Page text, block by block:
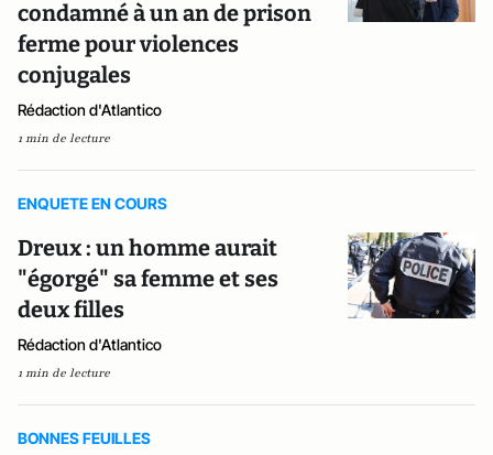
condamné à un an de prison
ferme pour violences
conjugales
Rédaction d'Atlantico
1 min de lecture
ENQUETE EN COURS
Dreux : un homme aurait
"égorgé" sa femme et ses
deux filles
Rédaction d'Atlantico
1 min de lecture
BONNES FEUILLES